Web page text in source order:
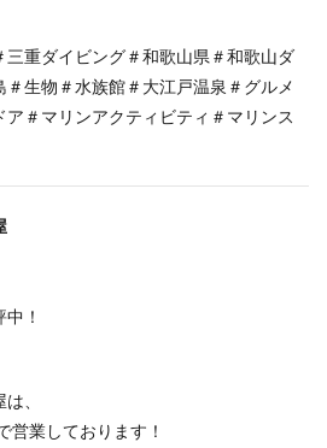
三重ダイビング＃和歌山県＃和歌山ダ
生物＃水族館＃大江戸温泉＃グルメ
＃マリンアクティビティ＃マリンス
！
、
営業しております！